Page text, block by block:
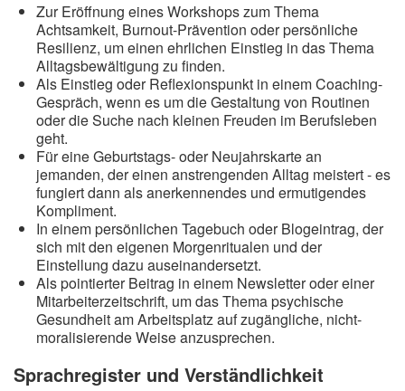
Zur Eröffnung eines Workshops zum Thema
Achtsamkeit, Burnout-Prävention oder persönliche
Resilienz, um einen ehrlichen Einstieg in das Thema
Alltagsbewältigung zu finden.
Als Einstieg oder Reflexionspunkt in einem Coaching-
Gespräch, wenn es um die Gestaltung von Routinen
oder die Suche nach kleinen Freuden im Berufsleben
geht.
Für eine Geburtstags- oder Neujahrskarte an
jemanden, der einen anstrengenden Alltag meistert - es
fungiert dann als anerkennendes und ermutigendes
Kompliment.
In einem persönlichen Tagebuch oder Blogeintrag, der
sich mit den eigenen Morgenritualen und der
Einstellung dazu auseinandersetzt.
Als pointierter Beitrag in einem Newsletter oder einer
Mitarbeiterzeitschrift, um das Thema psychische
Gesundheit am Arbeitsplatz auf zugängliche, nicht-
moralisierende Weise anzusprechen.
Sprachregister und Verständlichkeit